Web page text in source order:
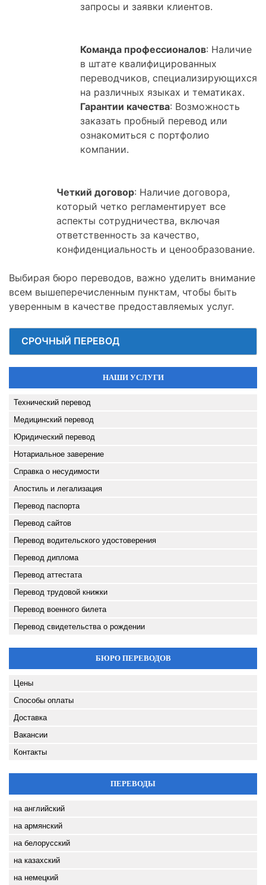
запросы и заявки клиентов.
Команда профессионалов: Наличие
в штате квалифицированных
переводчиков, специализирующихся
на различных языках и тематиках.
Гарантии качества: Возможность
заказать пробный перевод или
ознакомиться с портфолио
компании.
Четкий договор: Наличие договора,
который четко регламентирует все
аспекты сотрудничества, включая
ответственность за качество,
конфиденциальность и ценообразование.
Выбирая бюро переводов, важно уделить внимание
всем вышеперечисленным пунктам, чтобы быть
уверенным в качестве предоставляемых услуг.
СРОЧНЫЙ ПЕРЕВОД
НАШИ УСЛУГИ
Технический перевод
Медицинский перевод
Юридический перевод
Нотариальное заверение
Справка о несудимости
Апостиль и легализация
Перевод паспорта
Перевод сайтов
Перевод водительского удостоверения
Перевод диплома
Перевод аттестата
Перевод трудовой книжки
Перевод военного билета
Перевод свидетельства о рождении
БЮРО ПЕРЕВОДОВ
Цены
Способы оплаты
Доставка
Вакансии
Контакты
ПЕРЕВОДЫ
на английский
на армянский
на белорусский
на казахский
на немецкий